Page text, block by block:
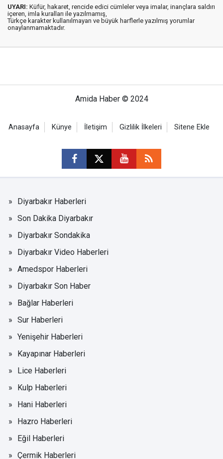
UYARI: Küfür, hakaret, rencide edici cümleler veya imalar, inançlara saldırı
içeren, imla kuralları ile yazılmamış,
Türkçe karakter kullanılmayan ve büyük harflerle yazılmış yorumlar
onaylanmamaktadır.
Amida Haber © 2024
Anasayfa Künye İletişim Gizlilik İlkeleri Sitene Ekle
Diyarbakır Haberleri
Son Dakika Diyarbakır
Diyarbakır Sondakika
Diyarbakır Video Haberleri
Amedspor Haberleri
Diyarbakır Son Haber
Bağlar Haberleri
Sur Haberleri
Yenişehir Haberleri
Kayapınar Haberleri
Lice Haberleri
Kulp Haberleri
Hani Haberleri
Hazro Haberleri
Eğil Haberleri
Çermik Haberleri